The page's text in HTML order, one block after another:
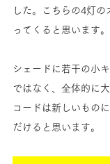
した。こちらの4灯
ってくると思います。
シェードに若干の小
ではなく、全体的に
コードは新しいもの
だけると思います。